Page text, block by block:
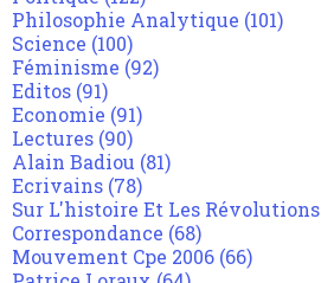
Philosophie Analytique (101)
Science (100)
Féminisme (92)
Editos (91)
Economie (91)
Lectures (90)
Alain Badiou (81)
Ecrivains (78)
Sur L'histoire Et Les Révolutions
Correspondance (68)
Mouvement Cpe 2006 (66)